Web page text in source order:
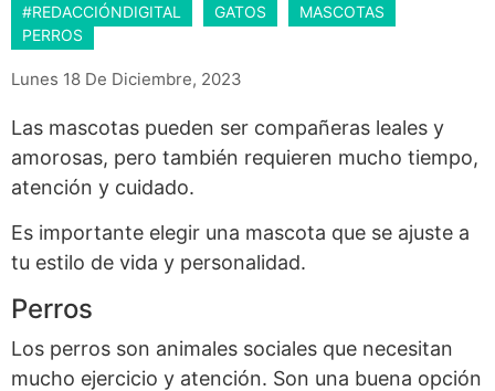
#REDACCIÓNDIGITAL GATOS
MASCOTAS
PERROS
Lunes 18 De Diciembre, 2023
Las mascotas pueden ser compañeras leales y
amorosas, pero también requieren mucho tiempo,
atención y cuidado.
Es importante elegir una mascota que se ajuste a
tu estilo de vida y personalidad.
Perros
Los perros son animales sociales que necesitan
mucho ejercicio y atención. Son una buena opción